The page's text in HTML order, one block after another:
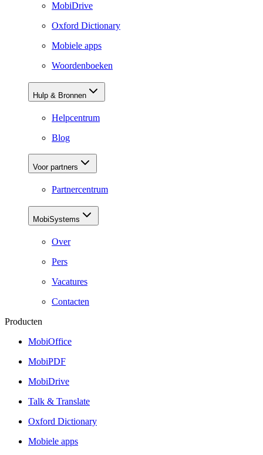
MobiDrive
Oxford Dictionary
Mobiele apps
Woordenboeken
Hulp & Bronnen
Helpcentrum
Blog
Voor partners
Partnercentrum
MobiSystems
Over
Pers
Vacatures
Contacten
Producten
MobiOffice
MobiPDF
MobiDrive
Talk & Translate
Oxford Dictionary
Mobiele apps